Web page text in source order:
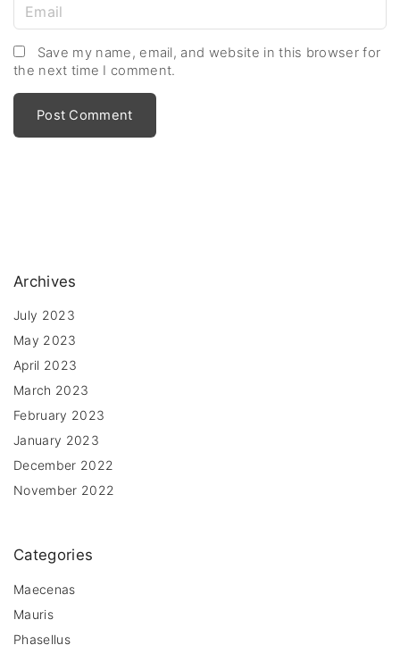
*
m
a
i
l
Save my name, email, and website in this browser for
the next time I comment.
Archives
July 2023
May 2023
April 2023
March 2023
February 2023
January 2023
December 2022
November 2022
Categories
Maecenas
Mauris
Phasellus